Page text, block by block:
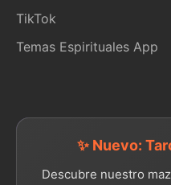
TikTok
Temas Espirituales App
✨ Nuevo:
Descubre nuestro